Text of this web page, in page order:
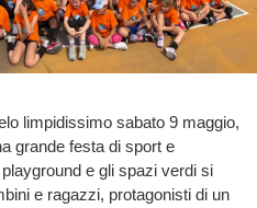
limpidissimo sabato 9 maggio,
grande festa di sport e
e gli spazi verdi si
e ragazzi, protagonisti di un